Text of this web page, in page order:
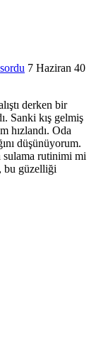
sordu 7 Haziran 40
derken bir
Sanki kış gelmiş
hızlandı. Oda
düşünüyorum.
sulama rutinimi mi
bu güzelliği